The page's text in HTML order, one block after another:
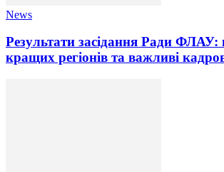
News
Результати засідання Ради ФЛАУ:
кращих регіонів та важливі